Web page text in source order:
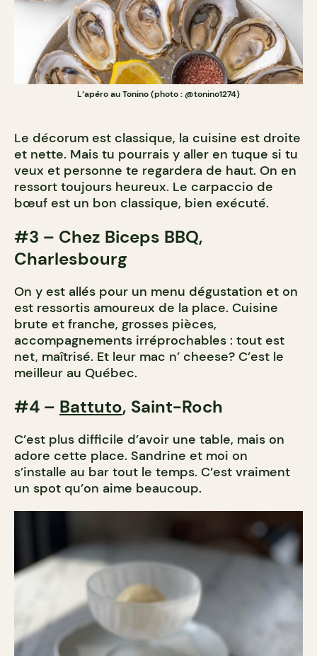
L’apéro au Tonino (photo : @tonino1274)
Le décorum est classique, la cuisine est droite
et nette. Mais tu pourrais y aller en tuque si tu
veux et personne te regardera de haut. On en
ressort toujours heureux. Le carpaccio de
bœuf est un bon classique, bien exécuté.
#3 – Chez Biceps BBQ,
Charlesbourg
On y est allés pour un menu dégustation et on
est ressortis amoureux de la place. Cuisine
brute et franche, grosses pièces,
accompagnements irréprochables : tout est
net, maîtrisé. Et leur mac n’ cheese? C’est le
meilleur au Québec.
#4 – Battuto, Saint-Roch
C’est plus difficile d’avoir une table, mais on
adore cette place. Sandrine et moi on
s’installe au bar tout le temps. C’est vraiment
un spot qu’on aime beaucoup.